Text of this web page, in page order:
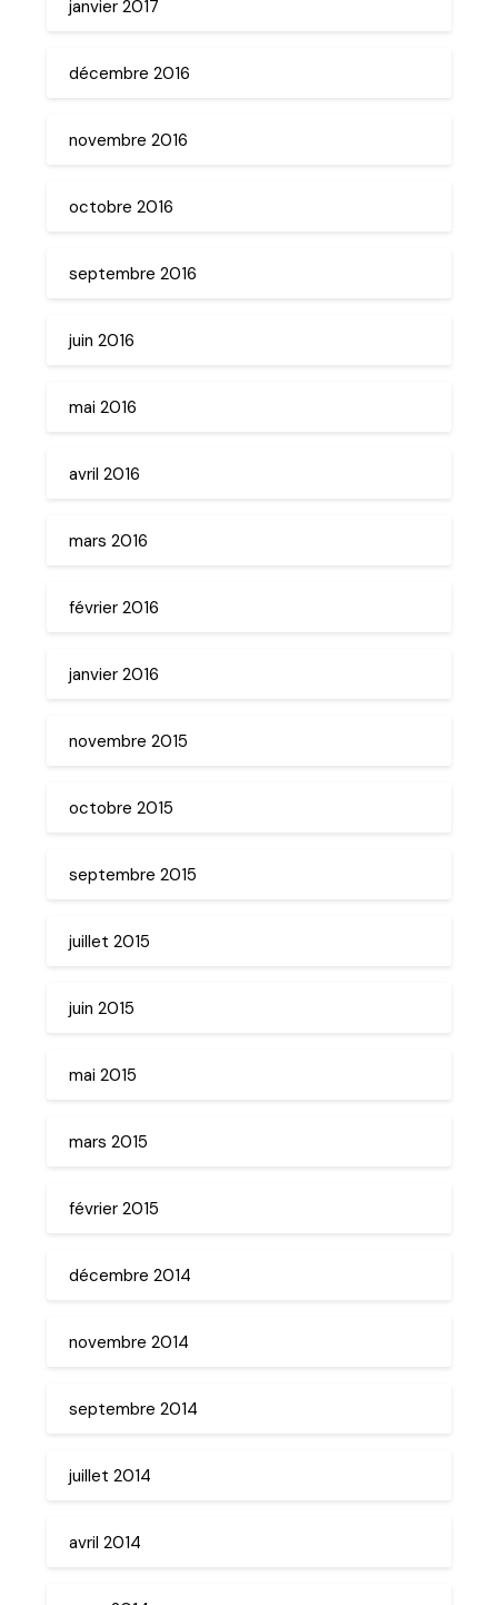
janvier 2017
décembre 2016
novembre 2016
octobre 2016
septembre 2016
juin 2016
mai 2016
avril 2016
mars 2016
février 2016
janvier 2016
novembre 2015
octobre 2015
septembre 2015
juillet 2015
juin 2015
mai 2015
mars 2015
février 2015
décembre 2014
novembre 2014
septembre 2014
juillet 2014
avril 2014